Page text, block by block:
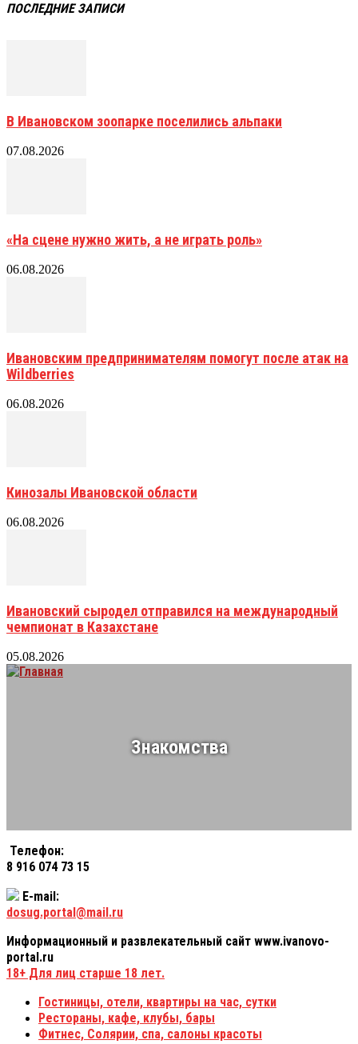
ПОСЛЕДНИЕ ЗАПИСИ
В Ивановском зоопарке поселились альпаки
07.08.2026
«На сцене нужно жить, а не играть роль»
06.08.2026
Ивановским предпринимателям помогут после атак на
Wildberries
06.08.2026
Кинозалы Ивановской области
06.08.2026
Ивановский сыродел отправился на международный
чемпионат в Казахстане
05.08.2026
Знакомства
Телефон:
8 916 074 73 15
E-mail:
dosug.portal@mail.ru
Информационный и развлекательный сайт www.ivanovo-
portal.ru
18+ Для лиц старше 18 лет.
Гостиницы, отели, квартиры на час, сутки
Рестораны, кафе, клубы, бары
Фитнес, Солярии, спа, салоны красоты